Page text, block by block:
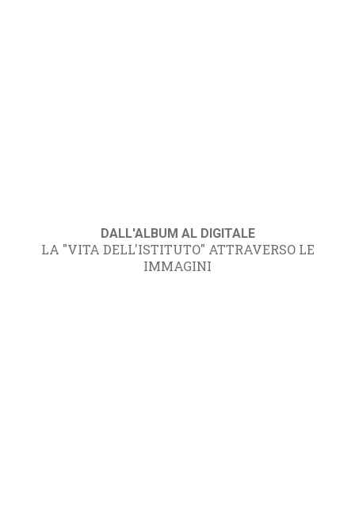
DALL'ALBUM AL DIGITALE
LA "VITA DELL'ISTITUTO" ATTRAVERSO LE
IMMAGINI